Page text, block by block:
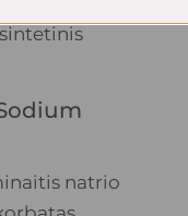
natrio